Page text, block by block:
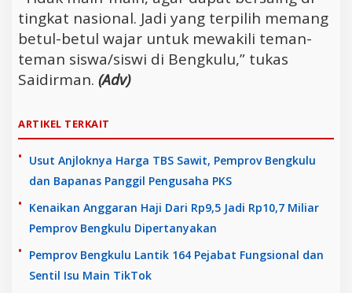
tingkat nasional. Jadi yang terpilih memang
betul-betul wajar untuk mewakili teman-
teman siswa/siswi di Bengkulu,” tukas
Saidirman. (Adv)
ARTIKEL TERKAIT
Usut Anjloknya Harga TBS Sawit, Pemprov Bengkulu
dan Bapanas Panggil Pengusaha PKS
Kenaikan Anggaran Haji Dari Rp9,5 Jadi Rp10,7 Miliar
Pemprov Bengkulu Dipertanyakan
Pemprov Bengkulu Lantik 164 Pejabat Fungsional dan
Sentil Isu Main TikTok